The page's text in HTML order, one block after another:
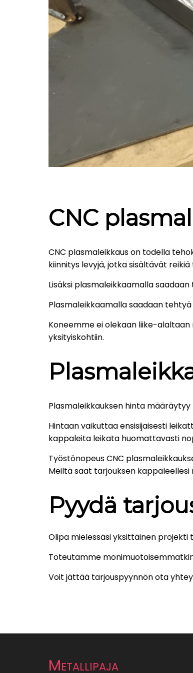
CNC
CNC plasmaleikkaus on todella
kiinnitys levyjä, jotka sisältävät
Lisäksi plasmaleikkaamalla
Plasmaleikkaamalla saadaan
Koneemme ei olekaan liike-
yksityiskohtiin.
Plasmaleikkauksen hinta
Hintaan vaikuttaa ensisijaisesti
kappaleita leikata huomattavasti
Työstönopeus CNC
Meiltä saat tarjouksen kappaleellesi
Pyydä
Olipa mielessäsi yksittäinen
Toteutamme
Voit jättää tarjouspyynnön ota
Metallipaja